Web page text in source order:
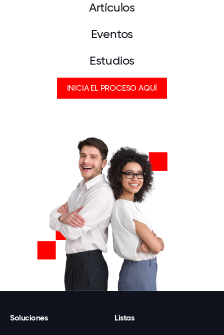
Artículos
Eventos
Estudios
INICIA EL PROCESO AQUÍ
Soluciones Listas